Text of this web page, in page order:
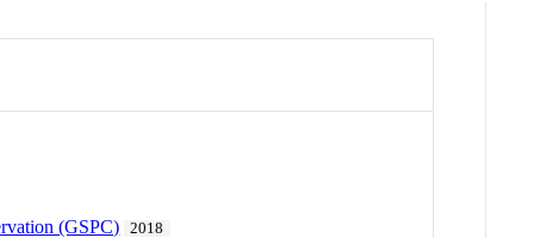
(GSPC) 2018